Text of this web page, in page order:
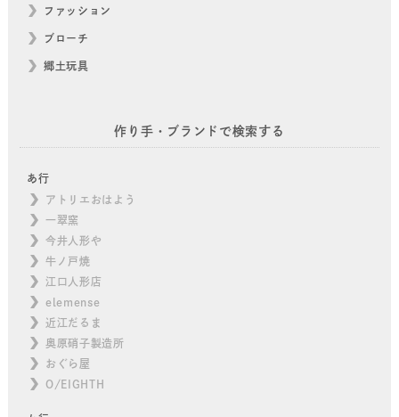
ファッション
ブローチ
郷土玩具
作り手・ブランドで検索する
あ行
アトリエおはよう
一翠窯
今井人形や
牛ノ戸焼
江口人形店
elemense
近江だるま
奥原硝子製造所
おぐら屋
O/EIGHTH